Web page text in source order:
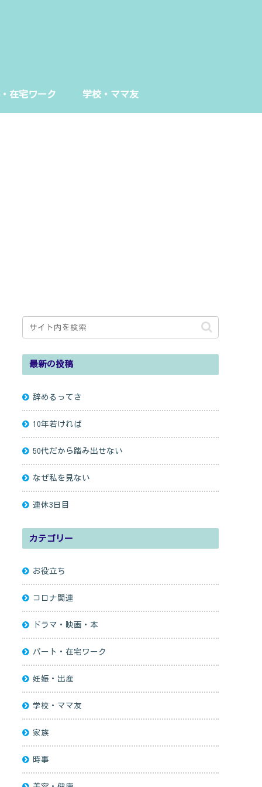
在宅ワーク 学校・ママ友
最新の投稿
辞めるってさ
10年若ければ
50代だから踏み出せない
なぜ私を見ない
連休3日目
カテゴリー
お役立ち
コロナ関連
ドラマ・映画・本
パート・在宅ワーク
妊娠・出産
学校・ママ友
家族
時事